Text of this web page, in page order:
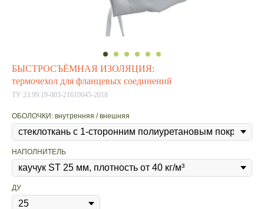
БЫСТРОСЪЁМНАЯ ИЗОЛЯЦИЯ:
термочехол для фланцевых соединений
ТУ 23.99.19-003-21610045-2018
ОБОЛОЧКИ: внутренняя / внешняя
НАПОЛНИТЕЛЬ
ДУ